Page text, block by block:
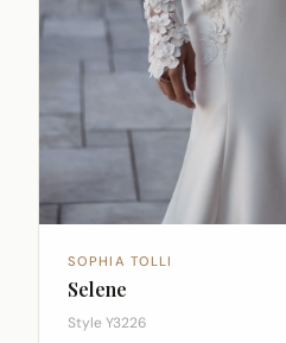
SOPHIA TOLLI
Selene
Style Y3226